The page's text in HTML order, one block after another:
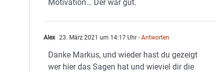
Motivation… Der war gut.
Alex 23. März 2021 um 14:17 Uhr - Antworten
Danke Markus, und wieder hast du gezeigt
wer hier das Sagen hat und wieviel dir die